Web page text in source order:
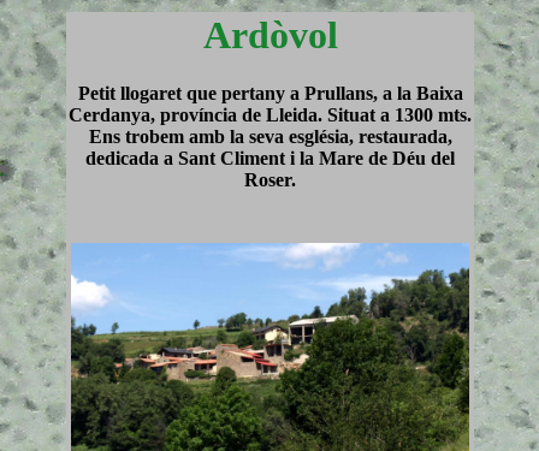
Ardòvol
Petit llogaret que pertany a Prullans, a la Baixa
Cerdanya, província de Lleida. Situat a 1300 mts.
Ens trobem amb la seva església, restaurada,
dedicada a Sant Climent i la Mare de Déu del
Roser.